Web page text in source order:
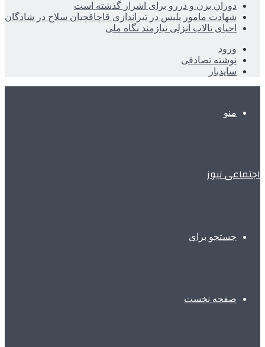
دوران بزن و دررو برای اشرار گذشته است
شهادت مامور پلیس در تیراندازی قاچاقچیان سلاح در شادگان
احیای تالاب انزلی نیازمند نگاه ملی
ورود
نوشته تصادفی
سایدبار
منو
اجتماعی نیوز
جستجو برای
صفحه نخست